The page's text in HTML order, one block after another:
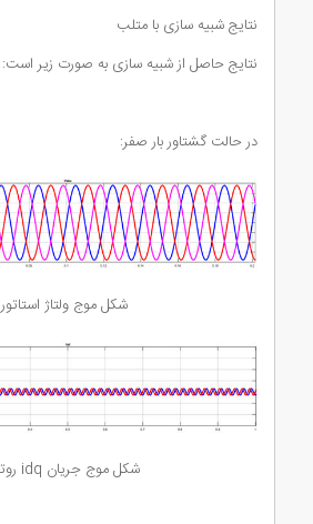
نتایج شبیه سازی با متلب
نتایج حاصل از شبیه سازی به صورت زیر است:
در حالت گشتاور بار صفر:
شکل موج ولتاژ استاتور
شکل موج جریان idq روتور